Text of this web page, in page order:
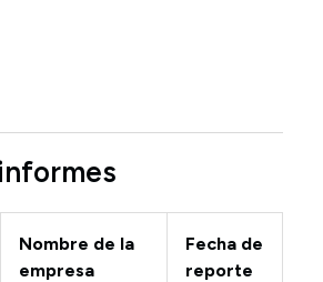
Nombre de la
empresa
Fecha de
reporte